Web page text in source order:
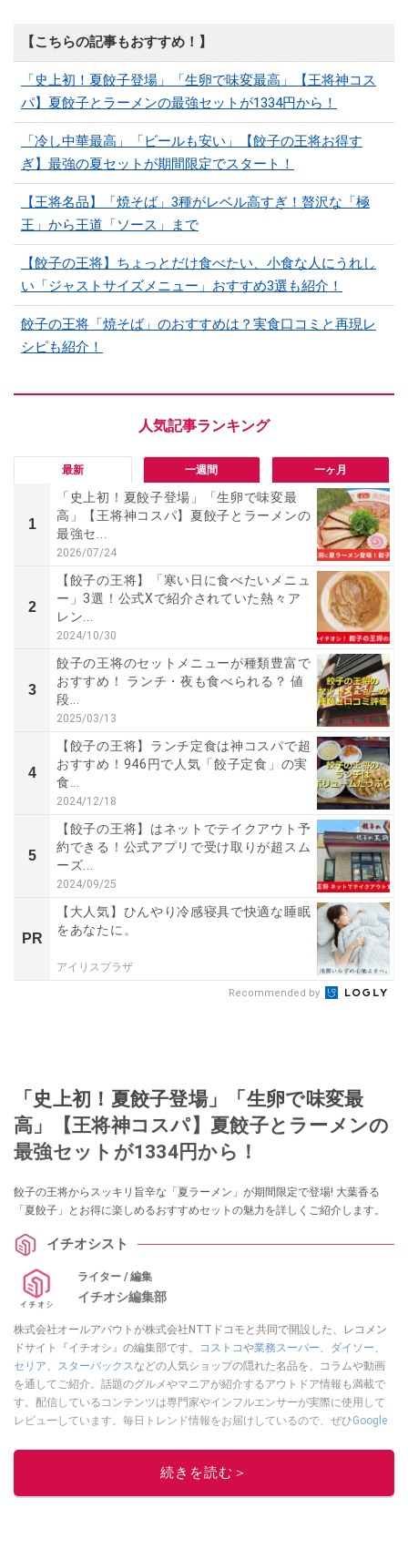
【こちらの記事もおすすめ！】
「史上初！夏餃子登場」「生卵で味変最高」【王将神コス
パ】夏餃子とラーメンの最強セットが1334円から！
「冷し中華最高」「ビールも安い」【餃子の王将お得す
ぎ】最強の夏セットが期間限定でスタート！
【王将名品】「焼そば」3種がレベル高すぎ！贅沢な「極
王」から王道「ソース」まで
【餃子の王将】ちょっとだけ食べたい、小食な人にうれし
い「ジャストサイズメニュー」おすすめ3選も紹介！
餃子の王将「焼そば」のおすすめは？実食口コミと再現レ
シピも紹介！
最新 一週間 一ヶ月
1
「史上初！夏餃子登場」「生卵で味変最
高」【王将神コスパ】夏餃子とラーメンの
最強セ...
2026/07/24
2
【餃子の王将】「寒い日に食べたいメニュ
ー」3選！公式Xで紹介されていた熱々ア
レン...
2024/10/30
3
餃子の王将のセットメニューが種類豊富で
おすすめ！ ランチ・夜も食べられる？ 値
段...
2025/03/13
4
【餃子の王将】ランチ定食は神コスパで超
おすすめ！946円で人気「餃子定食」の実
食...
2024/12/18
5
【餃子の王将】はネットでテイクアウト予
約できる！公式アプリで受け取りが超スム
ーズ...
2024/09/25
PR
【大人気】ひんやり冷感寝具で快適な睡眠
をあなたに。
アイリスプラザ
Recommended by
「史上初！夏餃子登場」「生卵で味変最
高」【王将神コスパ】夏餃子とラーメンの
最強セットが1334円から！
餃子の王将からスッキリ旨辛な「夏ラーメン」が期間限定で登場! 大葉香る
「夏餃子」とお得に楽しめるおすすめセットの魅力を詳しくご紹介します。
イチオシスト
ライター / 編集
イチオシ編集部
株式会社オールアバウトが株式会社NTTドコモと共同で開設した、レコメン
ドサイト『イチオシ』の編集部です。
コストコや業務スーパー ダイソー
セリア
スターバックス などの人気ショップの隠れた名品を、コラムや動画
を通してご紹介。話題のグルメやマニアが紹介するアウトドア情報も満載で
す。配信しているコンテンツは専門家やインフルエンサーが実際に使用して
レビューしています。毎日トレンド情報をお届けしているので、ぜひGoogle
このイチオシストの他の記事を読む
続きを読む＞